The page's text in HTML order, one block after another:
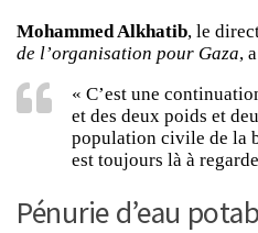
Mohammed Alkhatib, le
de l’organisation pour Gaza,
« C’est une
et des deux poids et
population civile de la
est toujours là à
Pénurie d’eau